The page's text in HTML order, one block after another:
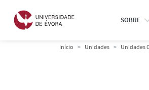
SOBRE
Início Unidades Unidades